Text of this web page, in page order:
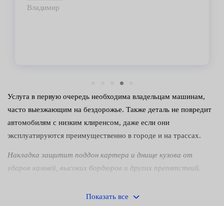
Владимир
Услуга в первую очередь необходима владельцам машинам,
часто выезжающим на бездорожье. Также деталь не повредит
автомобилям с низким клиренсом, даже если они
эксплуатируются преимущественно в городе и на трассах.
Накладка защитит поддон картера и днище кузова от
ударов камней, высоких бордюров и других препятствий.
откусывать провод от аккумулятора в целях отключения
Показать все